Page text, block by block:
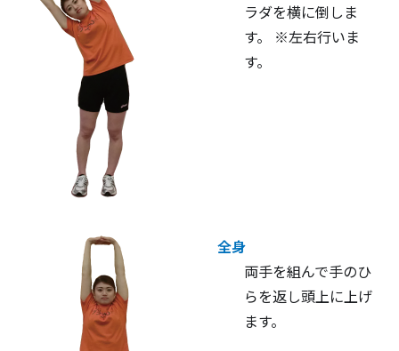
ラダを横に倒しま
す。 ※左右行いま
す。
全身
両手を組んで手のひ
らを返し頭上に上げ
ます。